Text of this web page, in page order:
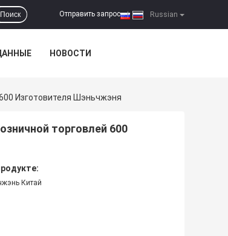
Russian
Отправить запрос |
Поиск
НОВОСТИ
Изготовителя Шэньчжэня
торговлей 600
Китай